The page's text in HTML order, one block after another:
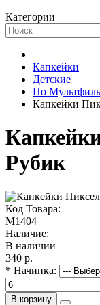
Категории
Капкейки
Детские
По
Капкейки
Рубик
Код Товара:
M1404
Наличие:
В наличии
340 р.
* Начинка:
В корзину